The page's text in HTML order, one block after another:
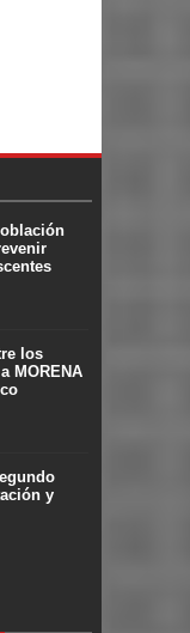
los
MORENA
y